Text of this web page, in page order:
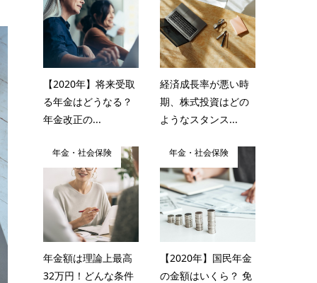
【2020年】将来受取
る年金はどうなる？
年金改正の...
経済成長率が悪い時
期、株式投資はどの
ようなスタンス...
年金・社会保険
年金額は理論上最高
32万円！どんな条件
年金・社会保険
【2020年】国民年金
の金額はいくら？ 免